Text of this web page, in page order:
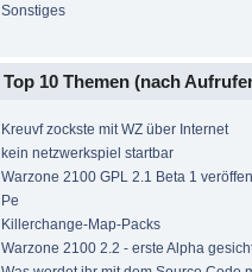
Sonstiges
Top 10 Themen (nach
Kreuvf zockste mit WZ über Internet
kein netzwerkspiel startbar
Warzone 2100 GPL 2.1 Beta 1
Pe
Killerchange-Map-Packs
Warzone 2100 2.2 - erste Alpha